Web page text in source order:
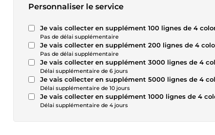
Personnaliser le service
Je vais collecter en supplément 100 lignes de 4
Pas de délai supplémentaire
Je vais collecter en supplément 200 lignes de 4
Pas de délai supplémentaire
Je vais collecter en supplément 3000 lignes de 4
Délai supplémentaire de 6 jours
Je vais collecter en supplément 5000 lignes de 4
Délai supplémentaire de 10 jours
Je vais collecter en supplément 1000 lignes de 4
Délai supplémentaire de 4 jours